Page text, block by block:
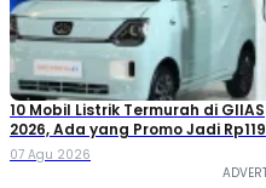
10 Mobil Listrik Termurah di GIIAS
2026, Ada yang Promo Jadi Rp119
Jutaan!
07 Agu 2026